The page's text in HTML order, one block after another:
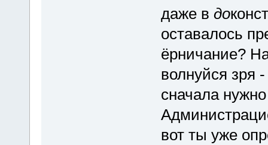
даже в до
оставалось
ёрничание?
волнуйся зря
сначала
вот ты уже